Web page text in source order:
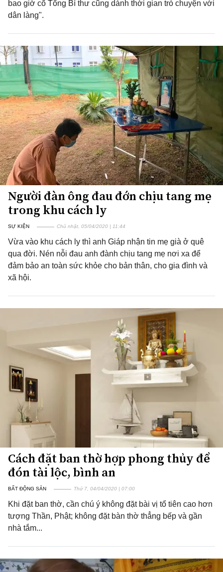
bao giờ cố Tổng Bí thư cũng dành thời gian trò chuyện với
dân làng".
Người đàn ông đau đớn chịu tang mẹ
trong khu cách ly
SỰ KIỆN Chủ nhật, 05/04/2020 | 11:44
Vừa vào khu cách ly thì anh Giáp nhận tin mẹ già ở quê
qua đời. Nén nỗi đau anh đành chịu tang mẹ nơi xa để
đảm bảo an toàn sức khỏe cho bản thân, cho gia đình và
xã hội.
Cách đặt ban thờ hợp phong thủy để
đón tài lộc, bình an
BẤT ĐỘNG SẢN Thứ 7, 04/04/2020 | 07:00
Khi đặt ban thờ, cần chú ý không đặt bài vị tổ tiên cao hơn
tượng Thần, Phật; không đặt bàn thờ thẳng bếp và gần
nhà tắm...